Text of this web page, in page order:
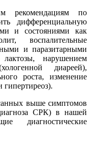
рекомендациям по
дифференциальную
и состояниями как
воспалительные
и паразитарными
лактозы, нарушением
диареей),
роста, изменение
выше симптомов
СРК) в нашей
диагностические